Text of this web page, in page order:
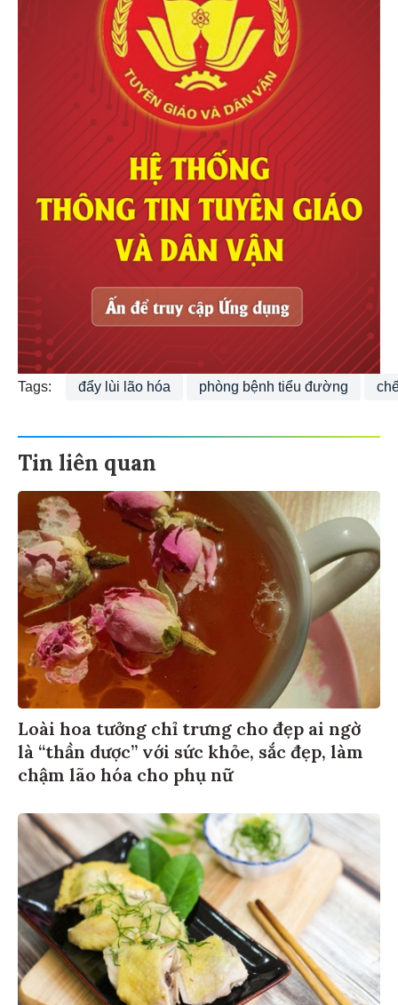
Tags: đẩy lùi lão hóa phòng bệnh tiểu đường
Tin liên quan
Loài hoa tưởng chỉ trưng cho đẹp ai ngờ
là “thần dược” với sức khỏe, sắc đẹp, làm
chậm lão hóa cho phụ nữ